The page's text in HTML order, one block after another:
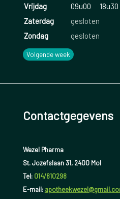
Vrijdag
09u00
18u30
Zaterdag
gesloten
Zondag
gesloten
Volgende week
Contactgegevens
Wezel Pharma
St. Jozefslaan 31, 2400 Mol
Tel: 014/810298
E-mail: